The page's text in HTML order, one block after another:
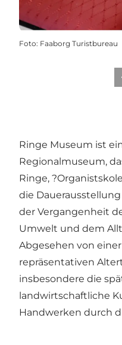
Foto: Faaborg Turistbureau
Ringe Museum ist
Regionalmuseum,
Ringe,
die
der Vergangenheit
Umwelt und dem
Abgesehen von
repräsentativen
insbesondere die
landwirtschaftliche
Handwerken durch